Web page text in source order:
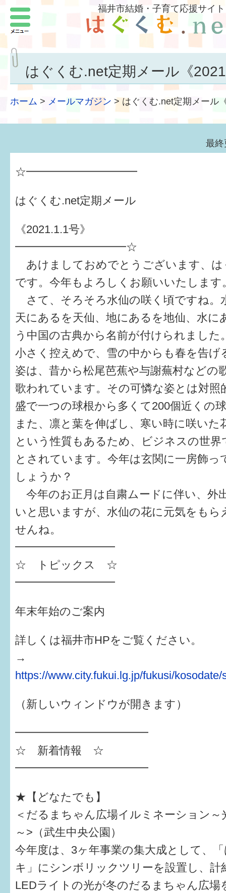
福井市結婚・子育て応援サイト
はぐくむ.net定期メール《
ホーム > メールマガジン > はぐくむ.net定期メール
最終
☆━━━━━━━━━━
はぐくむ.net定期メール
《2021.1.1号》
━━━━━━━━━━☆
あけましておめでとうございます、は
です。今年もよろしくお願いいたします
さて、そろそろ水仙の咲く頃ですね。
天にあるを天仙、地にあるを地仙、水に
う中国の古典から名前が付けられました
小さく控えめで、雪の中からも春を告げ
姿は、昔から松尾芭蕉や与謝蕪村などの
歌われています。その可憐な姿とは対照
盛で一つの球根から多くて200個近くの
また、凛と葉を伸ばし、寒い時に咲いた
という性質もあるため、ビジネスの世界
とされています。今年は玄関に一房飾っ
しょうか？
今年のお正月は自粛ムードに伴い、外
いと思いますが、水仙の花に元気をもら
せんね。
━━━━━━━━━
☆ トピックス ☆
━━━━━━━━━
年末年始のご案内
詳しくは福井市HPをご覧ください。
→
https://www.city.fukui.lg.jp/fukusi/
（新しいウィンドウが開きます）
━━━━━━━━━━━━
☆ 新着情報 ☆
━━━━━━━━━━━━
★【どなたでも】
＜だるまちゃん広場イルミネーション
～>（武生中央公園）
今年度は、3ヶ年事業の集大成として、
キ」にシンボリックツリーを設置し、計
LEDライトの光が冬のだるまちゃん広場
メニュー
結婚したい
子どもがほしい
子どもを育てよう
届出・手当・助成
健診・予防接種
子どもを預けたい
入園・入学
相談したい
さまざまな支援
子育てカレンダー
妊娠
出産〜3か月
3か月〜6か月
6か月〜1歳
1歳〜3歳
3歳〜就学前
就学後〜
子育てマップ
イベントレポート
メールマガジン
はぐくむ.net相談コーナー
みんなの知恵袋
子育て情報誌「ほっと」
食育
お出かけ情報
病気・けが 基本情報
パパもママも子育て
ワンポイント英会話